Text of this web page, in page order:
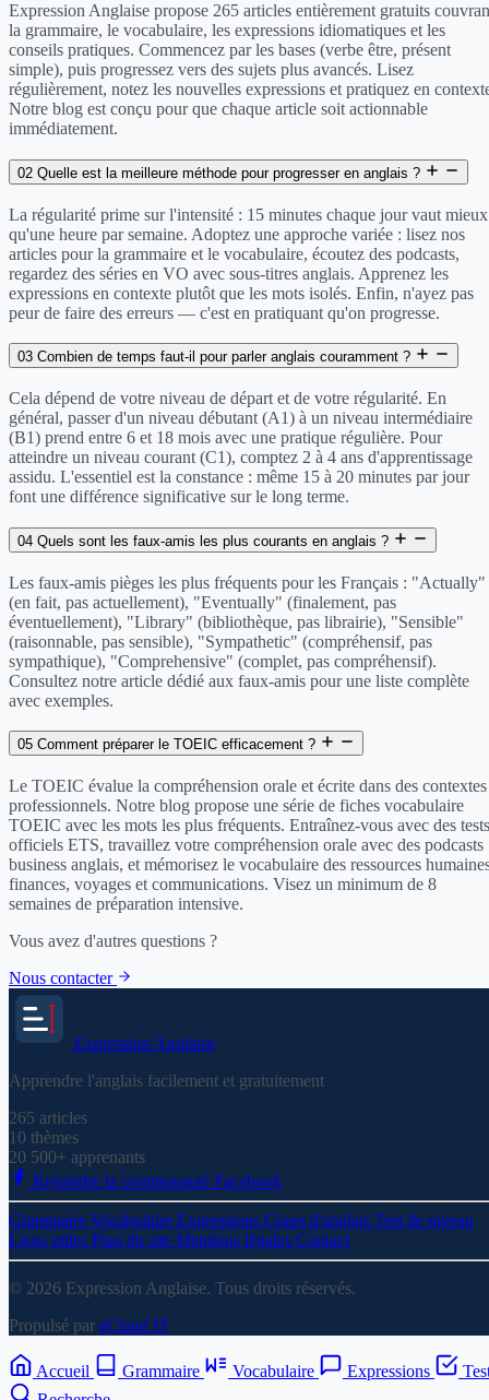
Expression Anglaise propose 265 articles entièrement gratuits
la grammaire, le vocabulaire, les expressions idiomatiques et les
conseils pratiques. Commencez par les bases (verbe être, présent
simple), puis progressez vers des sujets plus avancés. Lisez
régulièrement, notez les nouvelles expressions et pratiquez en
Notre blog est conçu pour que chaque article soit actionnable
immédiatement.
02 Quelle est la meilleure méthode pour progresser en anglais ?
La régularité prime sur l'intensité : 15 minutes chaque jour vaut mieux
qu'une heure par semaine. Adoptez une approche variée : lisez nos
articles pour la grammaire et le vocabulaire, écoutez des podcasts,
regardez des séries en VO avec sous-titres anglais. Apprenez les
expressions en contexte plutôt que les mots isolés. Enfin, n'ayez pas
peur de faire des erreurs — c'est en pratiquant qu'on progresse.
03 Combien de temps faut-il pour parler anglais couramment ?
Cela dépend de votre niveau de départ et de votre régularité. En
général, passer d'un niveau débutant (A1) à un niveau intermédiaire
(B1) prend entre 6 et 18 mois avec une pratique régulière. Pour
atteindre un niveau courant (C1), comptez 2 à 4 ans d'apprentissage
assidu. L'essentiel est la constance : même 15 à 20 minutes par jour
font une différence significative sur le long terme.
04 Quels sont les faux-amis les plus courants en anglais ?
Les faux-amis pièges les plus fréquents pour les Français : "Actually"
(en fait, pas actuellement), "Eventually" (finalement, pas
éventuellement), "Library" (bibliothèque, pas librairie), "Sensible"
(raisonnable, pas sensible), "Sympathetic" (compréhensif, pas
sympathique), "Comprehensive" (complet, pas compréhensif).
Consultez notre article dédié aux faux-amis pour une liste complète
avec exemples.
05 Comment préparer le TOEIC efficacement ?
Le TOEIC évalue la compréhension orale et écrite dans des contextes
professionnels. Notre blog propose une série de fiches vocabulaire
TOEIC avec les mots les plus fréquents. Entraînez-vous avec des tests
officiels ETS, travaillez votre compréhension orale avec des podcasts
business anglais, et mémorisez le vocabulaire des ressources
finances, voyages et communications. Visez un minimum de 8
semaines de préparation intensive.
Vous avez d'autres questions ?
Nous contacter
Expression Anglaise
Apprendre l'anglais facilement et gratuitement
265 articles
10 thèmes
20 500+ apprenants
Rejoindre la communauté Facebook
Grammaire Vocabulaire Expressions Cours d'anglais Test de niveau
Liens utiles Plan du site Mentions légales Contact
© 2026 Expression Anglaise. Tous droits réservés.
Propulsé par eClaud IT
Accueil Grammaire Vocabulaire Expressions